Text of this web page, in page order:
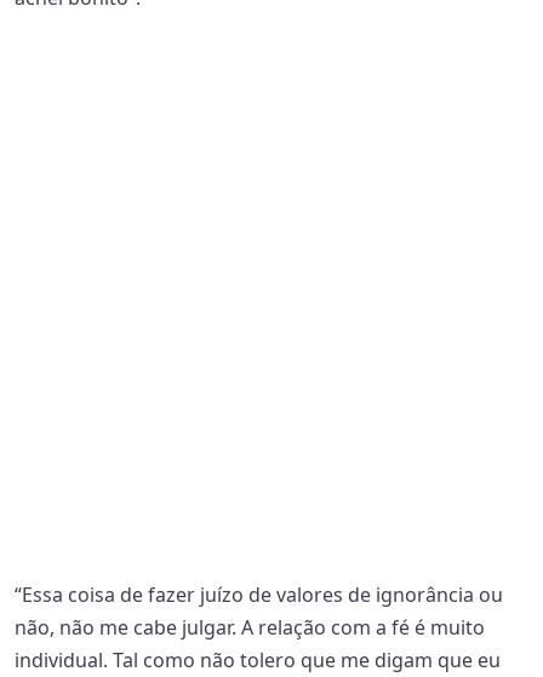
“Essa coisa de fazer juízo de valores de ignorância ou
não, não me cabe julgar. A relação com a fé é muito
individual. Tal como não tolero que me digam que eu